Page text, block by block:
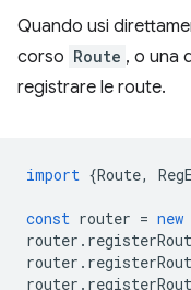
Quando usi
corso Route , o una
registrare le route.
import {Route,
const router = new
router .
router .
router .